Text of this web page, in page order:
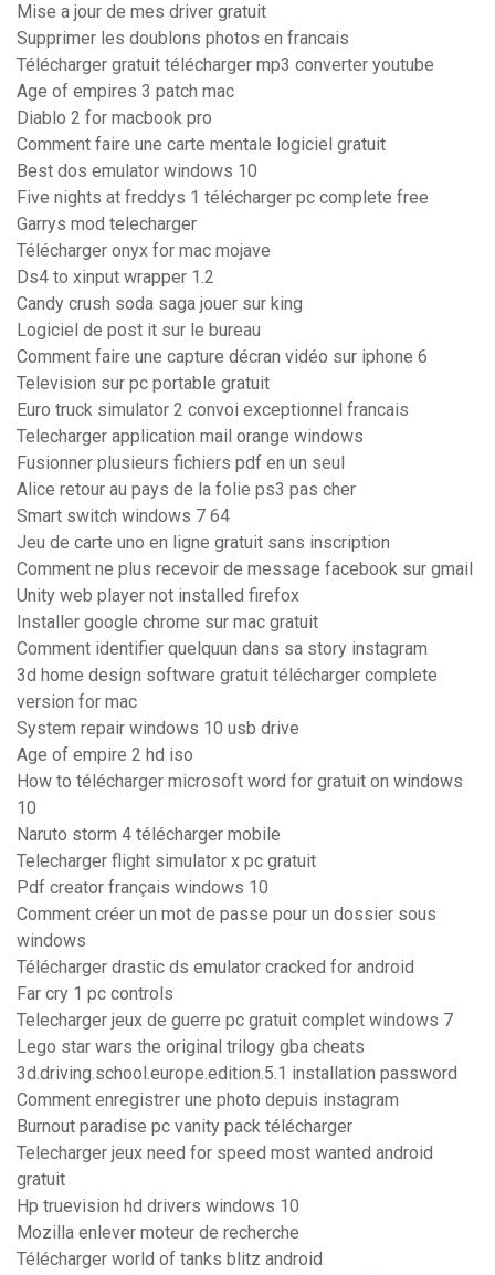
Mise a jour de mes driver gratuit
Supprimer les doublons photos en francais
Télécharger gratuit télécharger mp3 converter youtube
Age of empires 3 patch mac
Diablo 2 for macbook pro
Comment faire une carte mentale logiciel gratuit
Best dos emulator windows 10
Five nights at freddys 1 télécharger pc complete free
Garrys mod telecharger
Télécharger onyx for mac mojave
Ds4 to xinput wrapper 1.2
Candy crush soda saga jouer sur king
Logiciel de post it sur le bureau
Comment faire une capture décran vidéo sur iphone 6
Television sur pc portable gratuit
Euro truck simulator 2 convoi exceptionnel francais
Telecharger application mail orange windows
Fusionner plusieurs fichiers pdf en un seul
Alice retour au pays de la folie ps3 pas cher
Smart switch windows 7 64
Jeu de carte uno en ligne gratuit sans inscription
Comment ne plus recevoir de message facebook sur gmail
Unity web player not installed firefox
Installer google chrome sur mac gratuit
Comment identifier quelquun dans sa story instagram
3d home design software gratuit télécharger complete
version for mac
System repair windows 10 usb drive
Age of empire 2 hd iso
How to télécharger microsoft word for gratuit on windows
10
Naruto storm 4 télécharger mobile
Telecharger flight simulator x pc gratuit
Pdf creator français windows 10
Comment créer un mot de passe pour un dossier sous
windows
Télécharger drastic ds emulator cracked for android
Far cry 1 pc controls
Telecharger jeux de guerre pc gratuit complet windows 7
Lego star wars the original trilogy gba cheats
3d.driving.school.europe.edition.5.1 installation password
Comment enregistrer une photo depuis instagram
Burnout paradise pc vanity pack télécharger
Telecharger jeux need for speed most wanted android
gratuit
Hp truevision hd drivers windows 10
Mozilla enlever moteur de recherche
Télécharger world of tanks blitz android